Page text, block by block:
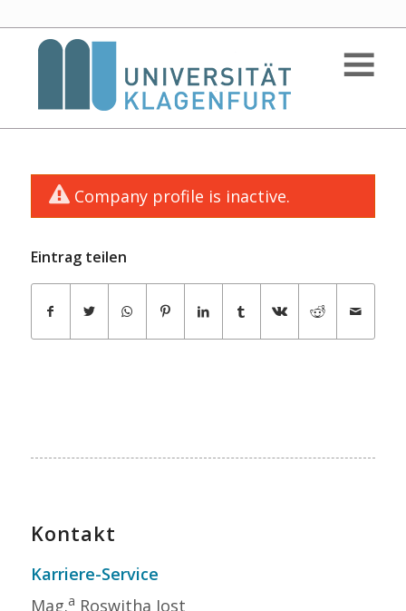
Company profile is inactive.
Eintrag teilen
Kontakt
Karriere-Service
Mag.a Roswitha Jost